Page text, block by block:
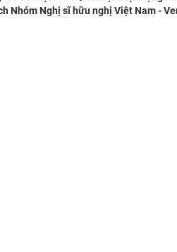
Nhóm Nghị sĩ hữu nghị Việt Nam -